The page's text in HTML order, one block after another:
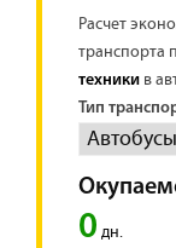
Расчет
транспорта
техники в
Тип
0 дн.